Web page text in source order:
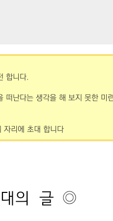
합니다.
떠난다는 생각을 해 보지 못한 미
자리에 초대 합니다